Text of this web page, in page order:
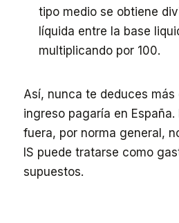
tipo medio se obtiene
líquida entre la base
multiplicando por 100.
Así, nunca te deduces más
ingreso pagaría en
fuera, por norma general,
IS puede tratarse como
supuestos.